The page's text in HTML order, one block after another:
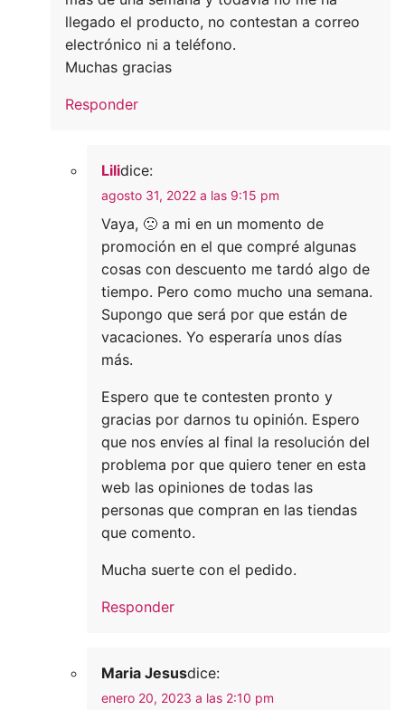
llegado el producto, no contestan a correo
electrónico ni a teléfono.
Muchas gracias
Responder
Lilidice:
agosto 31, 2022 a las 9:15 pm
Vaya, 🙁 a mi en un momento de
promoción en el que compré algunas
cosas con descuento me tardó algo de
tiempo. Pero como mucho una semana.
Supongo que será por que están de
vacaciones. Yo esperaría unos días
más.
Espero que te contesten pronto y
gracias por darnos tu opinión. Espero
que nos envíes al final la resolución del
problema por que quiero tener en esta
web las opiniones de todas las
personas que compran en las tiendas
que comento.
Mucha suerte con el pedido.
Responder
Maria Jesusdice:
enero 20, 2023 a las 2:10 pm